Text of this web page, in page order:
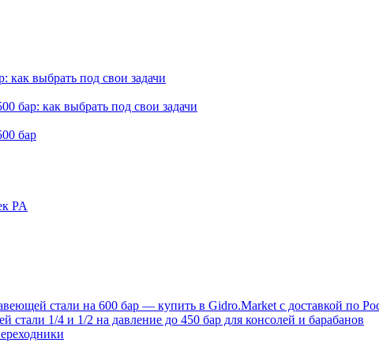
как выбрать под свои задачи
бар: как выбрать под свои задачи
бар
PA
стали на 600 бар — купить в Gidro.Market с доставкой по
стали 1/4 и 1/2 на давление до 450 бар для консолей и барабанов